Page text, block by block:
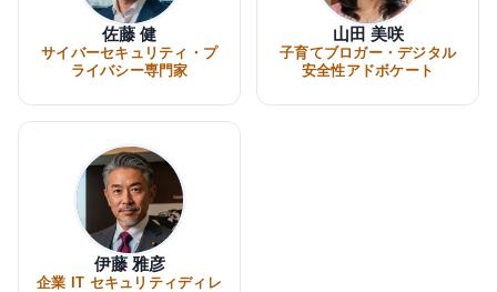
佐藤 健
サイバーセキュリティ・プ
ライバシー専門家
山田 美咲
子育てブロガー・デジタル
安全性アドボケート
伊藤 雅彦
企業 IT セキュリティディレ